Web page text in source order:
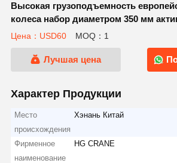
Высокая грузоподъемность
колеса набор диаметром 350 мм
для воздушных и Gantry мостовых
Цена：USD60 MOQ：1
Лучшая цена
Характер Продукции
Место
происхождения
Хэнань Китай
Фирменное
наименование
HG CRANE